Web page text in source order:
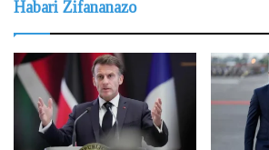
Habari Zifananazo